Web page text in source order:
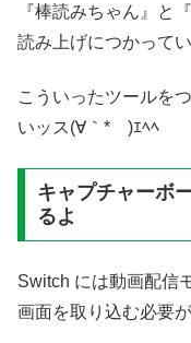
『棒読みちゃん』と
読み上げにつかってい
こういったツールを
いッス(∀｀*ゞ)ｴﾍﾍ
キャプチャーボ
るよ
Switch には動画配信
画面を取り込む必要